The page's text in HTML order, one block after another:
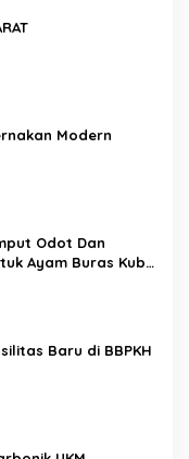
Modern
Odot Dan
Ayam Buras Kub
Baru di BBPKH